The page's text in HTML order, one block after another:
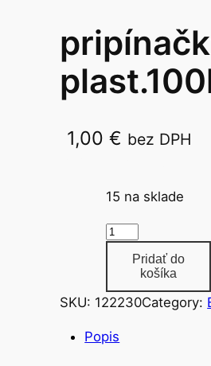
1,00€ bez DPH
15 na sklade
m
ž
t
Pridať do
košíka
SKU: 122230Category:
Popis